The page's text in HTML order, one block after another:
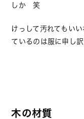
しか 笑
けっして汚れてもい
ているのは服に申し
木の材質